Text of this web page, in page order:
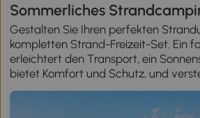
Sommerliches
Gestalten Sie Ihren perfekten
kompletten Strand-Freizeit-Set. Ein
erleichtert den Transport, ein
bietet Komfort und Schutz, und